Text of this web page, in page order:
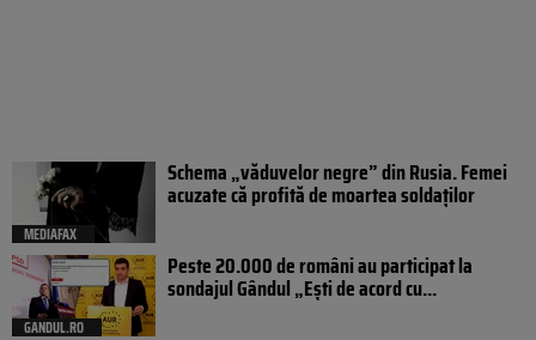
MEDIAFAX
Schema „văduvelor negre” din Rusia. Femei
acuzate că profită de moartea soldaților
GANDUL.RO
Peste 20.000 de români au participat la
sondajul Gândul „Ești de acord cu...